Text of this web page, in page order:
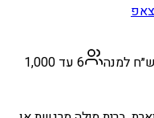
6 עד 1,000